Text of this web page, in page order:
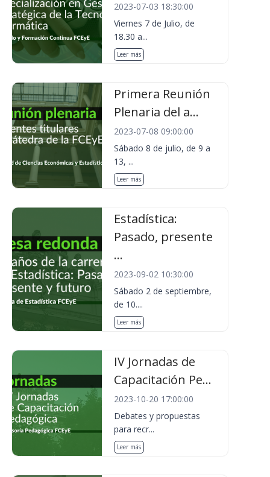
2023-07-03 18:30:00
Viernes 7 de Julio, de
18.30 a...
Leer más
Primera Reunión
Plenaria del a...
2023-07-08 09:00:00
Sábado 8 de julio, de 9 a
13, ...
Leer más
Estadística:
Pasado, presente
...
2023-09-02 10:30:00
Sábado 2 de septiembre,
de 10....
Leer más
IV Jornadas de
Capacitación Pe...
2023-10-20 17:00:00
Debates y propuestas
para recr...
Leer más